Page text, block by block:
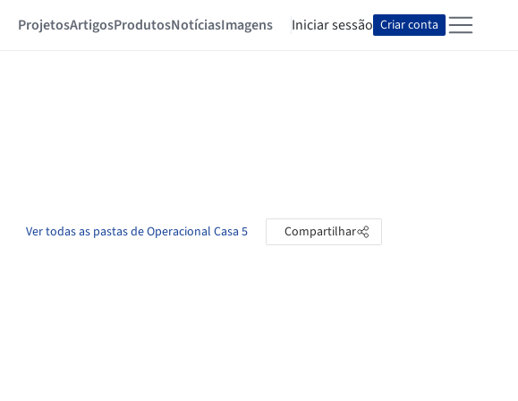
ProjetosArtigosProdutosNotíciasImagens Iniciar sessão Criar conta
Ver todas as pastas de Operacional Casa 5 Compartilhar